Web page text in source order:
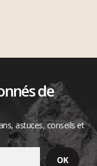
de
astuces, conseils et